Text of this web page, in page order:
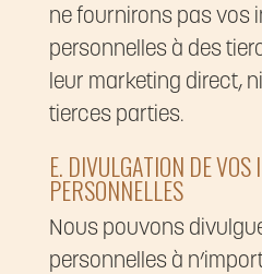
ne fournirons pas vos
personnelles à des
leur marketing direct,
tierces parties.
E. DIVULGATION DE
PERSONNELLES
Nous pouvons
personnelles à